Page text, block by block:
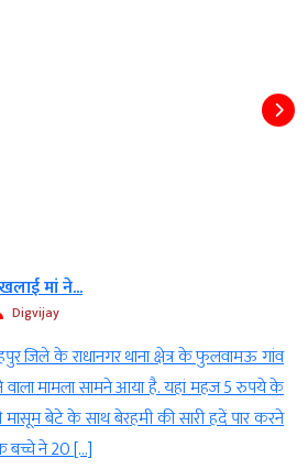
मां ने...
Digvijay
जिले के राधानगर थाना क्षेत्र के फुलवामऊ गांव
मामला सामने आया है. यहां महज 5 रुपये के
बेटे के साथ बेरहमी की सारी हदें पार करने
बच्चे ने 20 […]